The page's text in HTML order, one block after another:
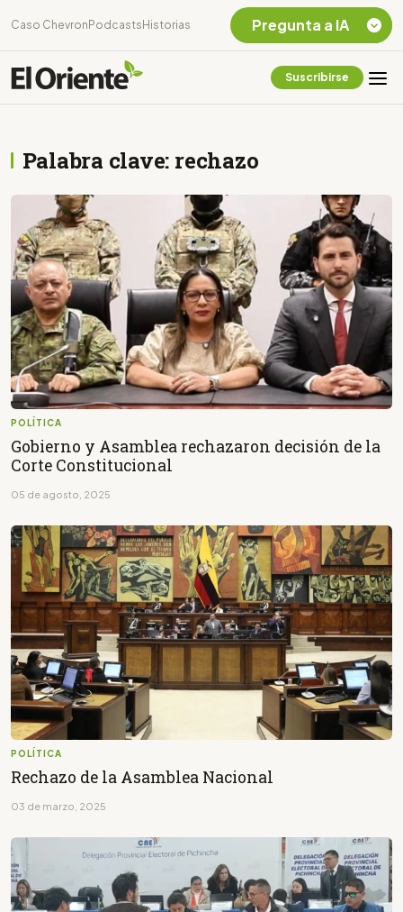
Caso Chevron Podcasts Historias
Suscribirse
Palabra clave: rechazo
POLÍTICA
Gobierno y Asamblea rechazaron decisión de la
Corte Constitucional
05 de agosto, 2025
POLÍTICA
Rechazo de la Asamblea Nacional
03 de marzo, 2025
Pregunta a IA
Amazonia Ecuatoriana
¿En que consiste la
tasa minera que rige en
Ecuador?